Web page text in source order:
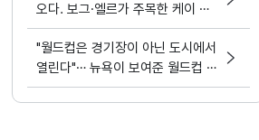
오다. 보그·엘르가 주목한 케이 뷰
티 디바이스 혁명
"월드컵은 경기장이 아닌 도시에서
열린다"… 뉴욕이 보여준 월드컵 문
화정책